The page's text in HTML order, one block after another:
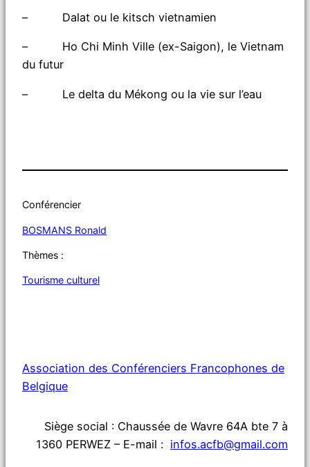
– Dalat ou le kitsch vietnamien
– Ho Chi Minh Ville (ex-Saigon), le Vietnam
du futur
– Le delta du Mékong ou la vie sur l’eau
Conférencier
BOSMANS Ronald
Thèmes :
Tourisme culturel
Association des Conférenciers Francophones de
Belgique
Siège social : Chaussée de Wavre 64A bte 7 à
1360 PERWEZ – E-mail : infos.acfb@gmail.com